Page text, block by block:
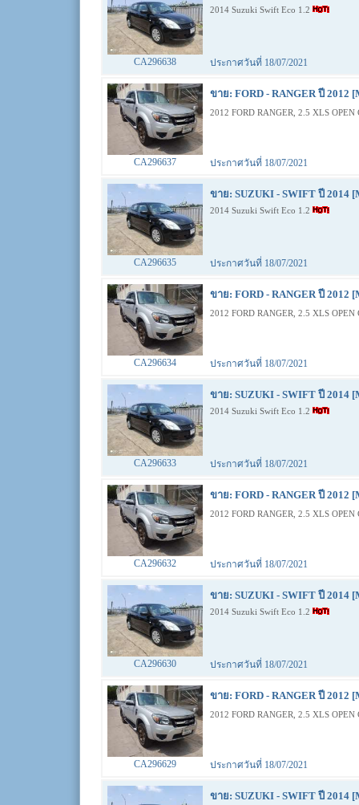
2014 Suzuki Swift Eco 1.2
CA296638 ประกาศวันที่ 18/07/2021
ขาย: FORD - RANGER ปี 2012
2012 FORD RANGER, 2.5 XLS
CA296637 ประกาศวันที่ 18/07/2021
ขาย: SUZUKI - SWIFT ปี 2014
2014 Suzuki Swift Eco 1.2
CA296635 ประกาศวันที่ 18/07/2021
ขาย: FORD - RANGER ปี 2012
2012 FORD RANGER, 2.5 XLS
CA296634 ประกาศวันที่ 18/07/2021
ขาย: SUZUKI - SWIFT ปี 2014
2014 Suzuki Swift Eco 1.2
CA296633 ประกาศวันที่ 18/07/2021
ขาย: FORD - RANGER ปี 2012
2012 FORD RANGER, 2.5 XLS
CA296632 ประกาศวันที่ 18/07/2021
ขาย: SUZUKI - SWIFT ปี 2014
2014 Suzuki Swift Eco 1.2
CA296630 ประกาศวันที่ 18/07/2021
ขาย: FORD - RANGER ปี 2012
2012 FORD RANGER, 2.5 XLS
CA296629 ประกาศวันที่ 18/07/2021
ขาย: SUZUKI - SWIFT ปี 2014